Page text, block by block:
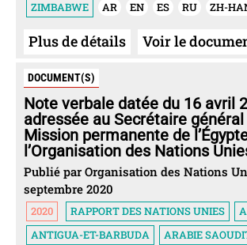
ZIMBABWE AR EN ES RU ZH-
Plus de détails Voir le
DOCUMENT(S)
Note verbale datée du 16 avril
adressée au Secrétaire
Mission permanente de
l’Organisation des Nations
Publié par Organisation des Nations
septembre 2020
2020 RAPPORT DES NATIONS UNIES
ANTIGUA-ET-BARBUDA
ARABIE